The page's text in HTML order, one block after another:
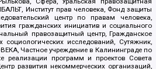
Институт прав человека, Фонд защиты
центр по правам человека,
гражданских инициатив и социального
правозащитный центр, Гражданское
социологических исследований, Сутяжник,
Частное учреждение в Калининграде по
реализации программ и проектов Совета
развития некоммерческих организаций,